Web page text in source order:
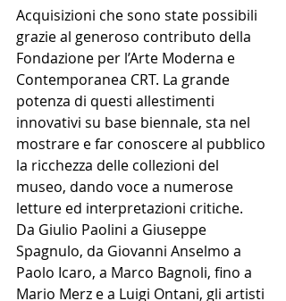
Acquisizioni che sono state possibili
grazie al generoso contributo della
Fondazione per l’Arte Moderna e
Contemporanea CRT. La grande
potenza di questi allestimenti
innovativi su base biennale, sta nel
mostrare e far conoscere al pubblico
la ricchezza delle collezioni del
museo, dando voce a numerose
letture ed interpretazioni critiche.
Da Giulio Paolini a Giuseppe
Spagnulo, da Giovanni Anselmo a
Paolo Icaro, a Marco Bagnoli, fino a
Mario Merz e a Luigi Ontani, gli artisti